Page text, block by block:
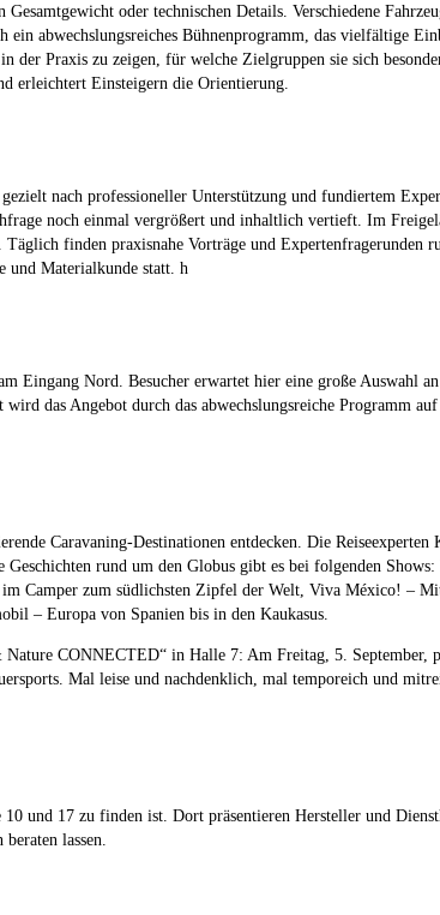
oder technischen Details. Verschiedene
abwechslungsreiches Bühnenprogramm, das vielfältige
Praxis zu zeigen, für welche Zielgruppen sie sich
erleichtert Einsteigern die Orientierung.
nach professioneller Unterstützung und fundiertem
noch einmal vergrößert und inhaltlich vertieft. Im
finden praxisnahe Vorträge und Expertenfragerunden
und Materialkunde statt. h
Eingang Nord. Besucher erwartet hier eine große Auswahl
das Angebot durch das abwechslungsreiche Programm
Caravaning-Destinationen entdecken. Die
rund um den Globus gibt es bei folgenden
Camper zum südlichsten Zipfel der Welt, Viva México! –
– Europa von Spanien bis in den Kaukasus.
CONNECTED“ in Halle 7: Am Freitag, 5.
Mal leise und nachdenklich, mal temporeich und
und 17 zu finden ist. Dort präsentieren Hersteller und
lassen.